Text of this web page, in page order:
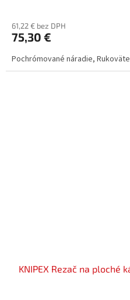
61,22 € bez DPH
75,30 €
Pochrómované náradie,
KNIPEX Rezač na ploché